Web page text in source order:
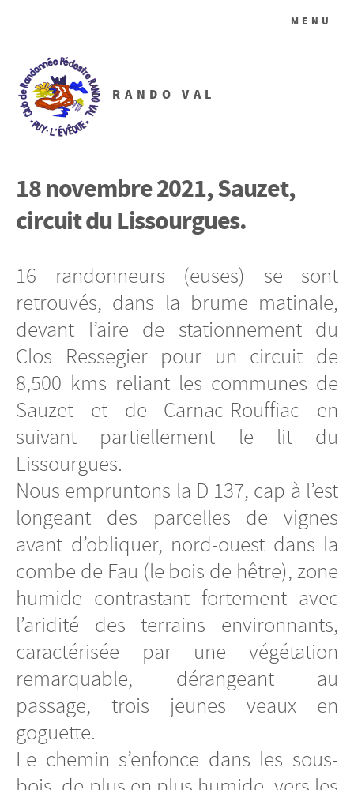
RANDO VAL
MENU
18 novembre 2021, Sauzet,
circuit du Lissourgues.
16 randonneurs (euses) se sont
retrouvés, dans la brume matinale,
devant l’aire de stationnement du
Clos Ressegier pour un circuit de
8,500 kms reliant les communes de
Sauzet et de Carnac-Rouffiac en
suivant partiellement le lit du
Lissourgues.
Nous empruntons la D 137, cap à l’est
longeant des parcelles de vignes
avant d’obliquer, nord-ouest dans la
combe de Fau (le bois de hêtre), zone
humide contrastant fortement avec
l’aridité des terrains environnants,
caractérisée par une végétation
remarquable, dérangeant au
passage, trois jeunes veaux en
goguette.
Le chemin s’enfonce dans les sous-